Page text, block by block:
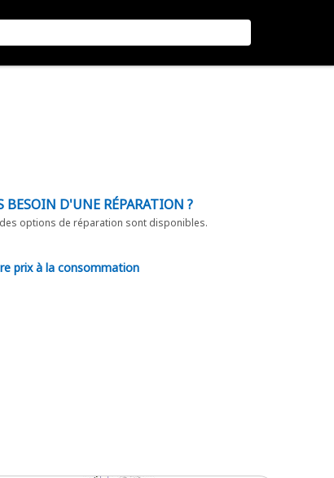
BESOIN D'UNE RÉPARATION ?
options de réparation sont disponibles.
prix à la consommation